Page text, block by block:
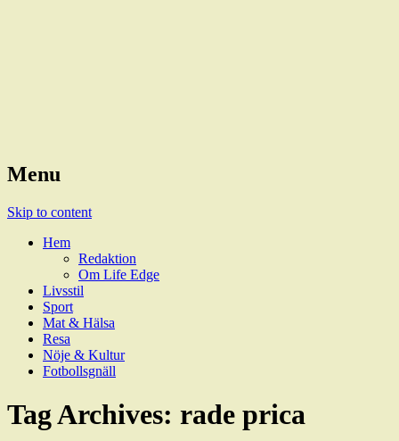
Menu
Skip to content
Hem
Redaktion
Om Life Edge
Livsstil
Sport
Mat & Hälsa
Resa
Nöje & Kultur
Fotbollsgnäll
Tag Archives: rade prica